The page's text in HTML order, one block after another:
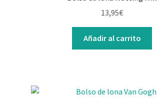
13,95€
Añadir al carrito